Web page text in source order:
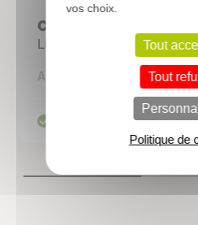
CONVOLVULUS
Liseron de Mauritanie
A partir de 5,15 €
vos choix.
Tout
Tout
Politique de